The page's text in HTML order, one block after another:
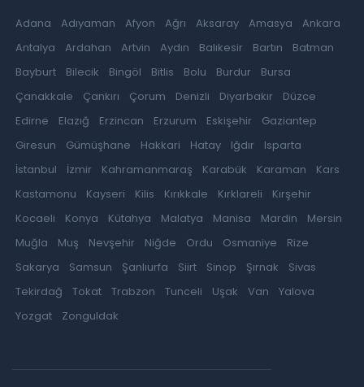
Adana Adıyaman Afyon Ağrı Aksaray Amasya
Ankara
Antalya
Ardahan Artvin Aydın Balıkesir Bartın
Batman
Bayburt
Bilecik Bingöl Bitlis Bolu Burdur
Bursa
Çanakkale
Çankırı Çorum Denizli Diyarbakır
Düzce
Edirne
Elazığ Erzincan Erzurum Eskişehir
Gaziantep
Giresun
Gümüşhane Hakkari Hatay Iğdır
Isparta
İstanbul
İzmir Kahramanmaraş Karabük Karaman
Kars
Kastamonu
Kayseri Kilis Kırıkkale Kırklareli
Kırşehir
Kocaeli
Konya Kütahya Malatya Manisa Mardin
Mersin
Muğla
Muş Nevşehir Niğde Ordu Osmaniye
Rize
Sakarya
Samsun Şanlıurfa Siirt Sinop Şırnak
Sivas
Tekirdağ
Tokat Trabzon Tunceli Uşak Van
Yalova
Yozgat
Zonguldak